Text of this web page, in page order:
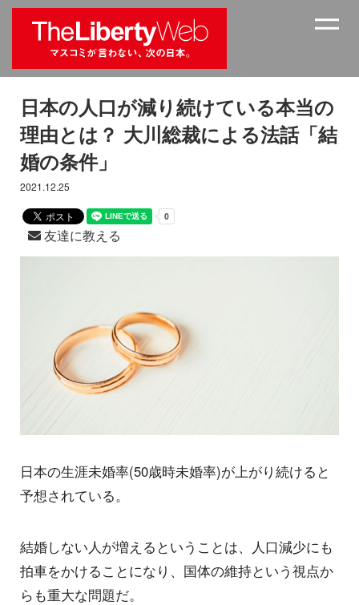
日本の人口が減り続けている本当の
理由とは？ 大川総裁による法話「結
婚の条件」
2021.12.25
友達に教える
日本の生涯未婚率(50歳時未婚率)が上がり続けると
予想されている。
結婚しない人が増えるということは、人口減少にも
拍車をかけることになり、国体の維持という視点か
らも重大な問題だ。